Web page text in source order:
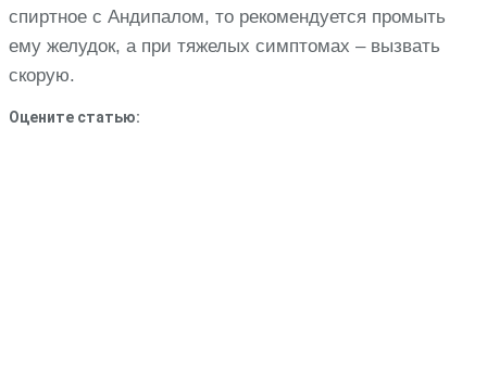
спиртное с Андипалом, то рекомендуется промыть
ему желудок, а при тяжелых симптомах – вызвать
скорую.
Оцените статью: